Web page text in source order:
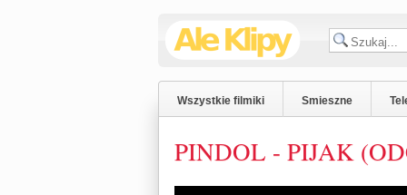
Wszystkie filmiki Smieszne
PINDOL - PIJAK